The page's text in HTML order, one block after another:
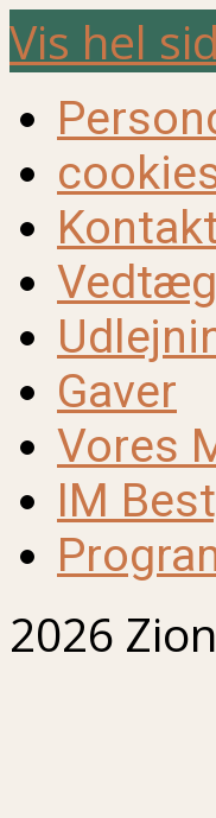
Vis hel
Gaver
Vores
IM
2026